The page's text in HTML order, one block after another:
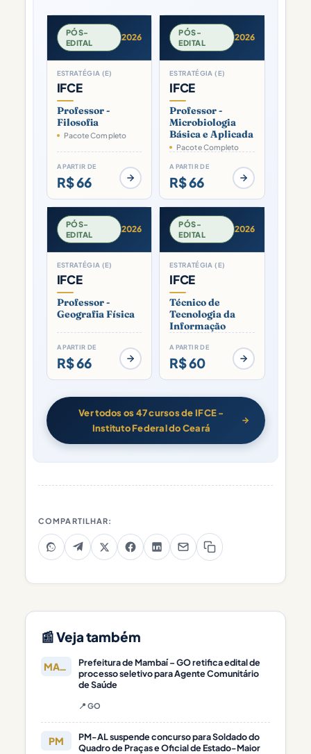
PÓS-
EDITAL
2026
ESTRATÉGIA (E)
IFCE
Professor -
Filosofia
Pacote Completo
A PARTIR DE
R$ 66
PÓS-
EDITAL
2026
ESTRATÉGIA (E)
IFCE
Professor -
Microbiologia
Básica e Aplicada
Pacote Completo
A PARTIR DE
R$ 66
PÓS-
EDITAL
2026
ESTRATÉGIA (E)
IFCE
Professor -
Geografia Física
A PARTIR DE
R$ 66
PÓS-
EDITAL
2026
ESTRATÉGIA (E)
IFCE
Técnico de
Tecnologia da
Informação
A PARTIR DE
R$ 60
Ver todos os 47 cursos de IFCE -
Instituto Federal do Ceará
COMPARTILHAR:
📰 Veja também
MAMBAÍ
Prefeitura de Mambaí – GO retifica edital de
processo seletivo para Agente Comunitário
de Saúde
📍 GO
PM
PM-AL suspende concurso para Soldado do
Quadro de Praças e Oficial de Estado-Maior